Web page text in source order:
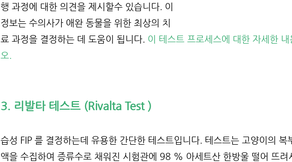
행 과정에 대한 의견을 제시할수 있습니다. 이
정보는 수의사가 애완 동물을 위한 최상의 치
료 과정을 결정하는 데 도움이 됩니다. 이 테스트 프로세스에 대한 자세한
오.
3. 리발타 테스트 (Rivalta Test )
습성 FIP 를 결정하는데 유용한 간단한 테스트입니다. 테스트는 고양이의 복
액을 수집하여 증류수로 채워진 시험관에 98 % 아세트산 한방울 떨어 뜨려